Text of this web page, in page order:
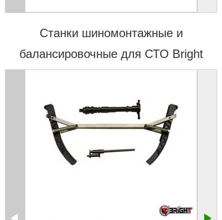
Станки шиномонтажные и
балансировочные для СТО Bright